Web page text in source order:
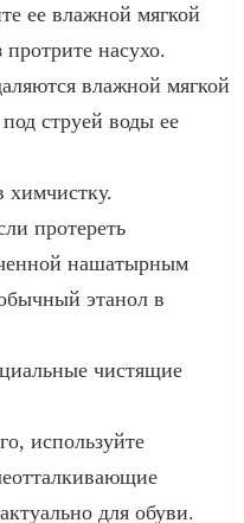
ее влажной мягкой
насухо.
влажной мягкой
струей воды ее
химчистку.
протереть
нашатырным
этанол в
чистящие
используйте
для обуви.